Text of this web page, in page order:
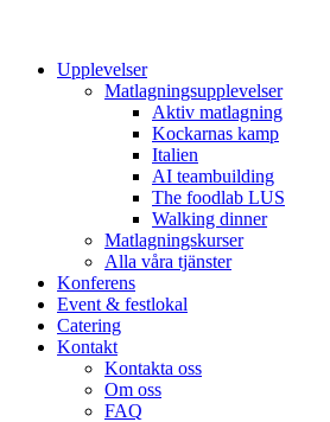
Upplevelser
Matlagningsupplevelser
Aktiv matlagning
Kockarnas kamp
Italien
AI teambuilding
The foodlab LUS
Walking dinner
Matlagningskurser
Alla våra tjänster
Konferens
Event & festlokal
Catering
Kontakt
Kontakta oss
Om oss
FAQ